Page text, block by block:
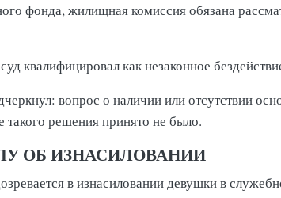
фонда, жилищная комиссия обязана
квалифицировал как незаконное
вопрос о наличии или отсутствии
решения принято не было.
ОБ ИЗНАСИЛОВАНИИ
в изнасиловании девушки в